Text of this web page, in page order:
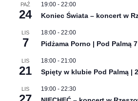
PAŹ
24
19:00 - 22:00
Koniec Świata – koncert w
LIS
7
18:00 - 22:00
Pidżama Porno | Pod Palmą
LIS
21
18:00 - 21:00
Spięty w klubie Pod Palmą |
LIS 19:00 - 22:30